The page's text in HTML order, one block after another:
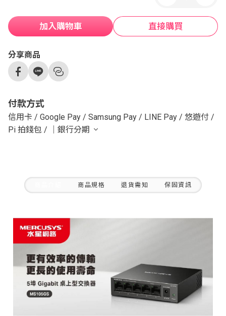
加入購物車 直接購買
分享商品
付款方式
信用卡 / Google Pay / Samsung Pay / LINE Pay / 悠遊付 /
Pi 拍錢包 / ｜銀行分期
商品規格 退貨需知 保固資訊